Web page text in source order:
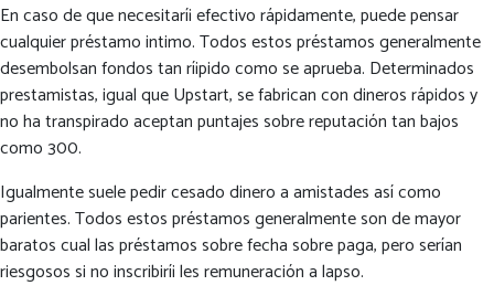
En caso de que necesitarí¡ efectivo rápidamente, puede pensar
cualquier préstamo intimo. Todos estos préstamos generalmente
desembolsan fondos tan rí¡pido como se aprueba. Determinados
prestamistas, igual que Upstart, se fabrican con dineros rápidos y
no ha transpirado aceptan puntajes sobre reputación tan bajos
como 300.
Igualmente suele pedir cesado dinero a amistades así­ como
parientes.Todos estos préstamos generalmente son de mayor
baratos cual las préstamos sobre fecha sobre paga, pero serían
riesgosos si no inscribirí¡ les remuneración a lapso.